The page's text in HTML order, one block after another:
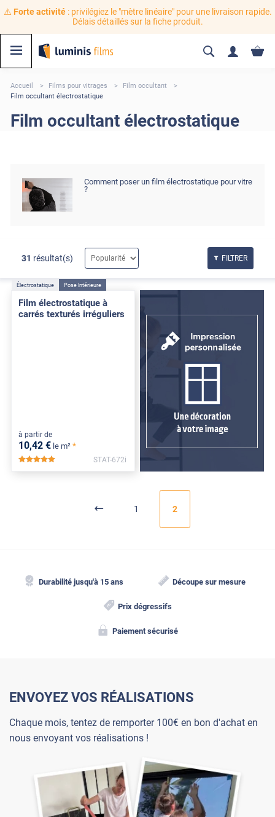
⚠️ Forte activité: privilégiez le "mètre linéaire" pour une livraison rapide.
Délais détaillés sur la fiche produit.
Accueil Films pour vitrages
Film occultant
Film occultant électrostatique
Film occultant électrostatique
Comment poser un film électrostatique pour vitre
?
31 résultat(s) FILTRER
Électrostatique Pose Intérieure
Film électrostatique à
carrés texturés irréguliers
à partir de
10,42 € le m² *
*****
STAT-672i
1 2
Durabilité jusqu'à 15 ans Découpe sur mesure
Prix dégressifs
Paiement sécurisé
ENVOYEZ VOS RÉALISATIONS
Chaque mois, tentez de remporter 100€ en bon d'achat en
nous envoyant vos réalisations !